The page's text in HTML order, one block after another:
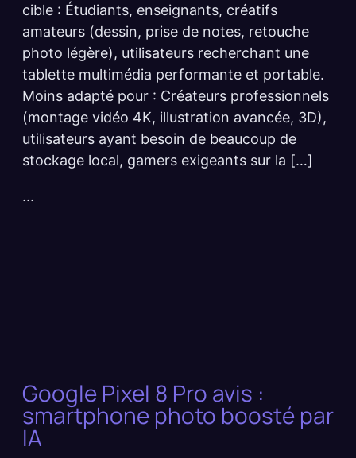
cible : Étudiants, enseignants, créatifs
amateurs (dessin, prise de notes, retouche
photo légère), utilisateurs recherchant une
tablette multimédia performante et portable.
Moins adapté pour : Créateurs professionnels
(montage vidéo 4K, illustration avancée, 3D),
utilisateurs ayant besoin de beaucoup de
stockage local, gamers exigeants sur la […]
...
Google Pixel 8 Pro avis :
smartphone photo boosté par
IA